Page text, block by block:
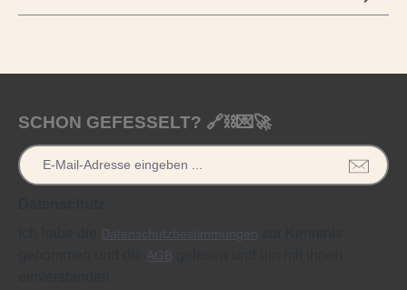
SCHON GEFESSELT? 🔗⛓️💌🚀
Datenschutzbestimmungen
AGB